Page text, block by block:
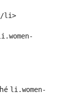
li>
li.women-